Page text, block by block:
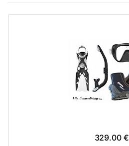
329.00 €